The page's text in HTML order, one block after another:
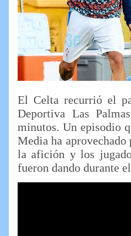
El Celta recurrió el
Deportiva Las
minutos. Un episodio
Media ha aprovechado
la afición y los
fueron dando durante